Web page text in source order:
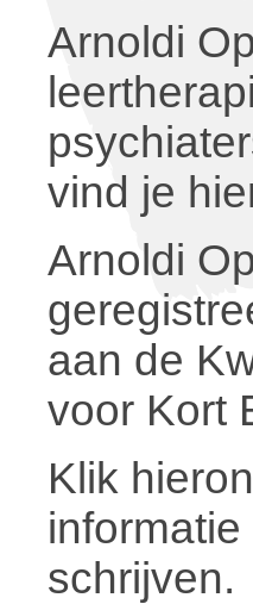
Arnoldi
vind je
Arnoldi
aan de
voor Kort
Klik
schrijven.